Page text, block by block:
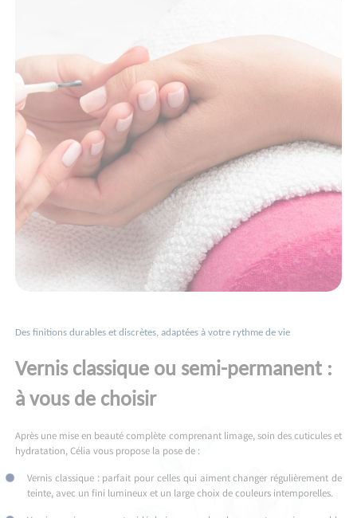
Des finitions durables et discrètes, adaptées à votre rythme de vie
Vernis classique ou semi-permanent :
à vous de choisir
Après une mise en beauté complète comprenant limage, soin des cuticules et
hydratation, Célia vous propose la pose de :
Vernis classique : parfait pour celles qui aiment changer régulièrement de
teinte, avec un fini lumineux et un large choix de couleurs intemporelles.